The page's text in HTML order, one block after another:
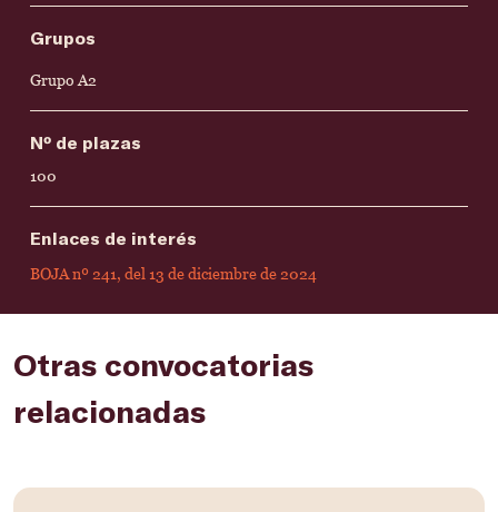
Grupos
Grupo A2
Nº de plazas
100
Enlaces de interés
BOJA nº 241, del 13 de diciembre de 2024
Otras convocatorias
relacionadas